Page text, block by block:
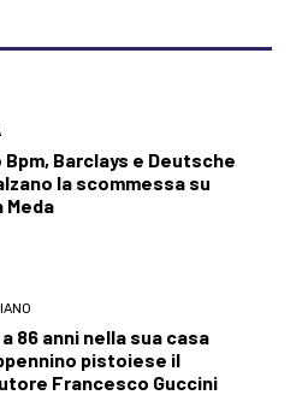
Bpm, Barclays e Deutsche
la scommessa su
Meda
86 anni nella sua casa
pistoiese il
Francesco Guccini